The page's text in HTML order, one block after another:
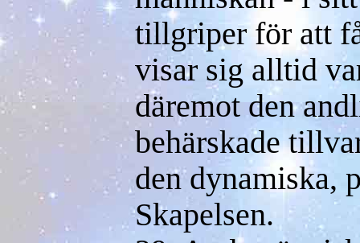
tillgriper för att
visar sig alltid
däremot den
behärskade
den dynamiska,
Skapelsen.